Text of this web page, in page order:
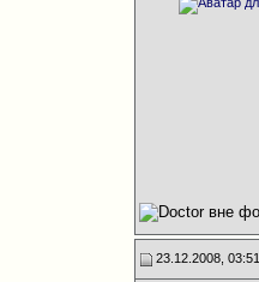
23.12.2008, 03:51